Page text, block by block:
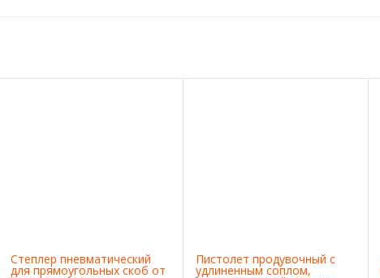
Степлер пневматический
для прямоугольных скоб от
Пистолет продувочный с
удлиненным соплом,